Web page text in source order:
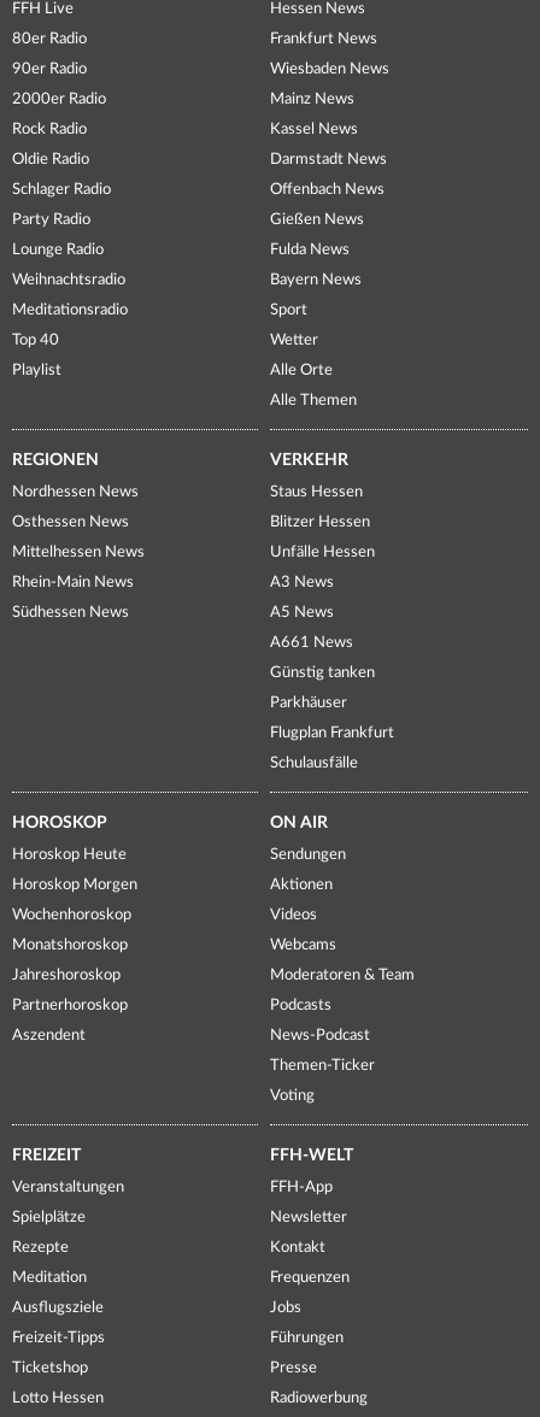
FFH Live
80er Radio
90er Radio
2000er Radio
Rock Radio
Oldie Radio
Schlager Radio
Party Radio
Lounge Radio
Weihnachtsradio
Meditationsradio
Top 40
Playlist
Hessen News
Frankfurt News
Wiesbaden News
Mainz News
Kassel News
Darmstadt News
Offenbach News
Gießen News
Fulda News
Bayern News
Sport
Wetter
Alle Orte
Alle Themen
REGIONEN
Nordhessen News
Osthessen News
Mittelhessen News
Rhein-Main News
Südhessen News
VERKEHR
Staus Hessen
Blitzer Hessen
Unfälle Hessen
A3 News
A5 News
A661 News
Günstig tanken
Parkhäuser
Flugplan Frankfurt
Schulausfälle
HOROSKOP
Horoskop Heute
Horoskop Morgen
Wochenhoroskop
Monatshoroskop
Jahreshoroskop
Partnerhoroskop
Aszendent
ON AIR
Sendungen
Aktionen
Videos
Webcams
Moderatoren & Team
Podcasts
News-Podcast
Themen-Ticker
Voting
FREIZEIT
Veranstaltungen
Spielplätze
Rezepte
Meditation
Ausflugsziele
Freizeit-Tipps
Ticketshop
Lotto Hessen
FFH-WELT
FFH-App
Newsletter
Kontakt
Frequenzen
Jobs
Führungen
Presse
Radiowerbung